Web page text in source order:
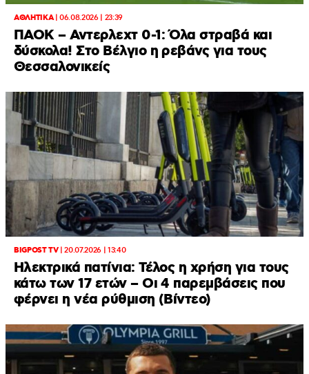
ΑΘΛΗΤΙΚΑ|06.08.2026 | 23:39
ΠΑΟΚ – Αντερλεχτ 0-1: Όλα στραβά και
δύσκολα! Στο Βέλγιο η ρεβάνς για τους
Θεσσαλονικείς
BIGPOST TV|20.07.2026 | 13:40
Ηλεκτρικά πατίνια: Τέλος η χρήση για τους
κάτω των 17 ετών – Οι 4 παρεμβάσεις που
φέρνει η νέα ρύθμιση (Βίντεο)